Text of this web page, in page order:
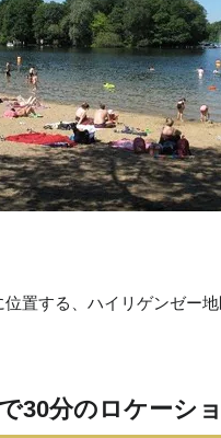
置する、ハイリゲンゼー
30分のロケーシ